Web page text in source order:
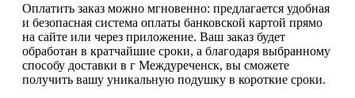
Оплатить заказ можно мгновенно: предлагается удобная
и безопасная система оплаты банковской картой прямо
на сайте или через приложение. Ваш заказ будет
обработан в кратчайшие сроки, а благодаря выбранному
способу доставки в г Междуреченск, вы сможете
получить вашу уникальную подушку в короткие сроки.